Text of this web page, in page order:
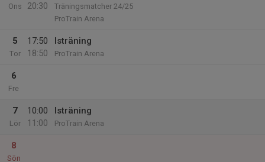
Ons
20:30
Träningsmatcher 24/25
ProTrain Arena
5
Tor
17:50
18:50
Isträning
ProTrain Arena
6
Fre
7
Lör
10:00
11:00
Isträning
ProTrain Arena
8
Sön